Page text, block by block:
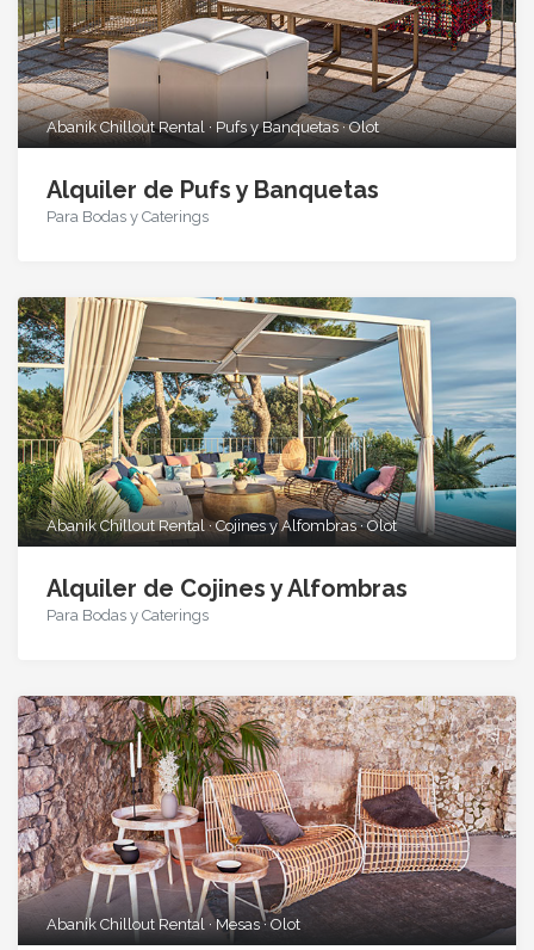
Abanik Chillout Rental · Pufs y Banquetas · Olot
Alquiler de Pufs y Banquetas
Para Bodas y Caterings
Abanik Chillout Rental · Cojines y Alfombras · Olot
Alquiler de Cojines y Alfombras
Para Bodas y Caterings
Abanik Chillout Rental · Mesas · Olot